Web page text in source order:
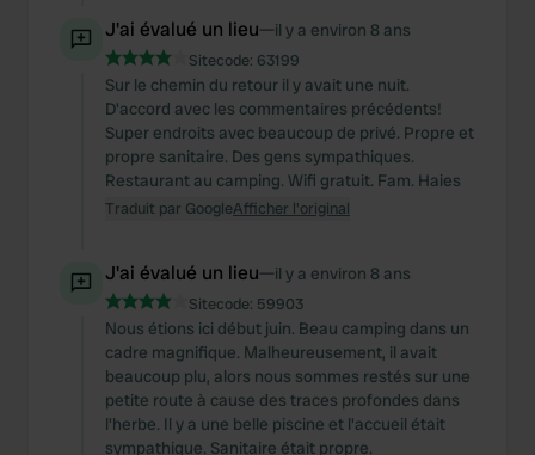
J'ai évalué un lieu—il y a environ 8 ans
Sitecode: 63199
Sur le chemin du retour il y avait une nuit.
D'accord avec les commentaires précédents!
Super endroits avec beaucoup de privé. Propre et
propre sanitaire. Des gens sympathiques.
Restaurant au camping. Wifi gratuit. Fam. Haies
Traduit par GoogleAfficher l'original
J'ai évalué un lieu—il y a environ 8 ans
Sitecode: 59903
Nous étions ici début juin. Beau camping dans un
cadre magnifique. Malheureusement, il avait
beaucoup plu, alors nous sommes restés sur une
petite route à cause des traces profondes dans
l'herbe. Il y a une belle piscine et l'accueil était
sympathique. Sanitaire était propre.